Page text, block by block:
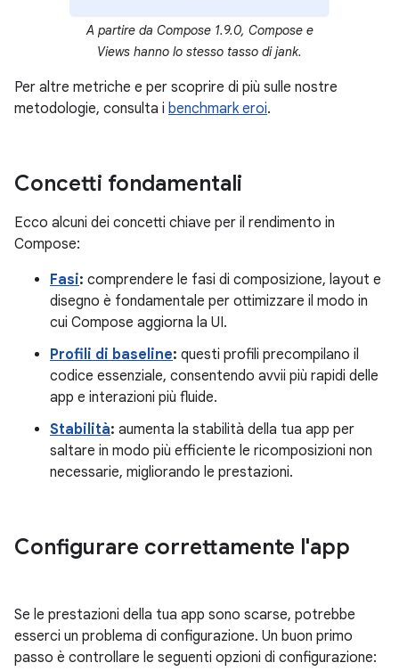
A partire da Compose 1.9.0, Compose e
Views hanno lo stesso tasso di jank.
Per altre metriche e per scoprire di più sulle nostre
metodologie, consulta i benchmark eroi.
Concetti fondamentali
Ecco alcuni dei concetti chiave per il rendimento in
Compose:
Fasi: comprendere le fasi di composizione, layout e
disegno è fondamentale per ottimizzare il modo in
cui Compose aggiorna la UI.
Profili di baseline: questi profili precompilano il
codice essenziale, consentendo avvii più rapidi delle
app e interazioni più fluide.
Stabilità: aumenta la stabilità della tua app per
saltare in modo più efficiente le ricomposizioni non
necessarie, migliorando le prestazioni.
Configurare correttamente l'app
Se le prestazioni della tua app sono scarse, potrebbe
esserci un problema di configurazione. Un buon primo
passo è controllare le seguenti opzioni di configurazione: